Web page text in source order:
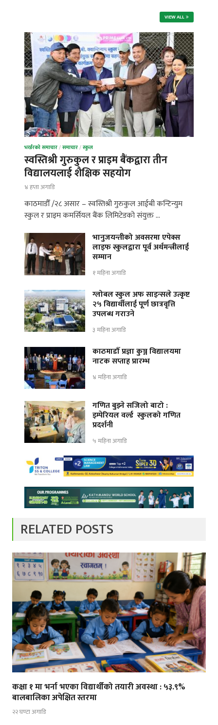
VIEW ALL
भर्खरको समाचार/समाचार/स्कुल
स्वस्तिश्री गुरुकुल र प्राइम बैंकद्वारा तीन
विद्यालयलाई शैक्षिक सहयोग
४ हप्ता अगाडि
काठमाडौँ /२८ असार – स्वस्तिश्री गुरुकुल आईबी कन्टिन्युम
स्कुल र प्राइम कमर्सियल बैंक लिमिटेडको संयुक्त …
भानुजयन्तीको अवसरमा एपेक्स
लाइफ स्कुलद्वारा पूर्व अर्थमन्त्रीलाई
सम्मान
१ महिना अगाडि
ग्लोबल स्कुल अफ साइन्सले उत्कृष्ट
२५ विद्यार्थीलाई पूर्ण छात्रवृत्ति
उपलब्ध गराउने
३ महिना अगाडि
काठमाडौँ प्रज्ञा कुञ्ज विद्यालयमा
नाटक सप्ताह प्रारम्भ
४ महिना अगाडि
गणित बुझ्ने सजिलो बाटो :
इम्पेरियल वर्ल्ड स्कुलको गणित
प्रदर्शनी
५ महिना अगाडि
RELATED POSTS
कक्षा १ मा भर्ना भएका विद्यार्थीको तयारी अवस्था : ५३.९%
बालबालिका अपेक्षित स्तरमा
२२ घण्टा अगाडि